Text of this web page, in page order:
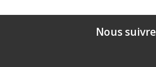
Nous suivre